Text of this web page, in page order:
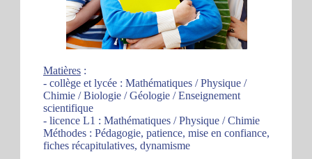
Matières :
- collège et lycée : Mathématiques / Physique /
Chimie / Biologie / Géologie / Enseignement
scientifique
- licence L1 : Mathématiques / Physique / Chimie
Méthodes : Pédagogie, patience, mise en confiance,
fiches récapitulatives, dynamisme